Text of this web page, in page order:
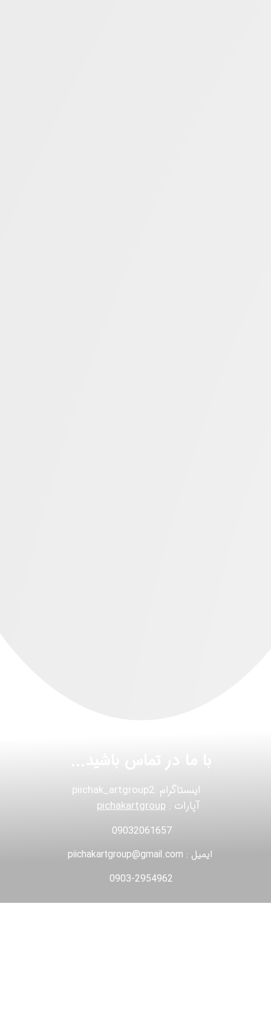
اینستاگرام :piichak_artgroup2
آپارات : pichakartgroup
ایمیل : piichakartgroup@gmail.com
09032061657
0903-2954962